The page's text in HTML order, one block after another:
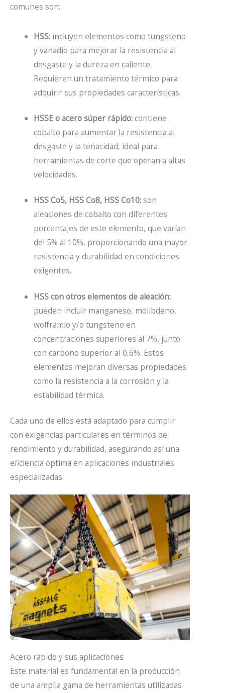
comunes son:
HSS: incluyen elementos como tungsteno
y vanadio para mejorar la resistencia al
desgaste y la dureza en caliente.
Requieren un tratamiento térmico para
adquirir sus propiedades características.
HSSE o acero súper rápido:contiene
cobalto para aumentar la resistencia al
desgaste y la tenacidad, ideal para
herramientas de corte que operan a altas
velocidades.
HSS Co5, HSS Co8, HSS Co10:son
aleaciones de cobalto con diferentes
porcentajes de este elemento, que varían
del 5% al 10%, proporcionando una mayor
resistencia y durabilidad en condiciones
exigentes.
HSS con otros elementos de aleación:
pueden incluir manganeso, molibdeno,
wolframio y/o tungsteno en
concentraciones superiores al 7%, junto
con carbono superior al 0,6%. Estos
elementos mejoran diversas propiedades
como la resistencia a la corrosión y la
estabilidad térmica.
Cada uno de ellos está adaptado para cumplir
con exigencias particulares en términos de
rendimiento y durabilidad, asegurando así una
eficiencia óptima en aplicaciones industriales
especializadas.
Acero rápido y sus aplicaciones
Este material es fundamental en la producción
de una amplia gama de herramientas utilizadas